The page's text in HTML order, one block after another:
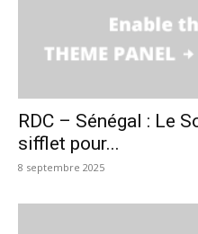
RDC – Sénégal : Le
sifflet pour...
8 septembre 2025